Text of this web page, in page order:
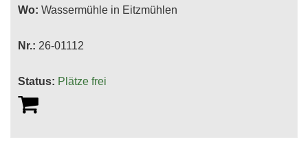
Wo: Wassermühle in Eitzmühlen
Nr.: 26-01112
Status: Plätze frei